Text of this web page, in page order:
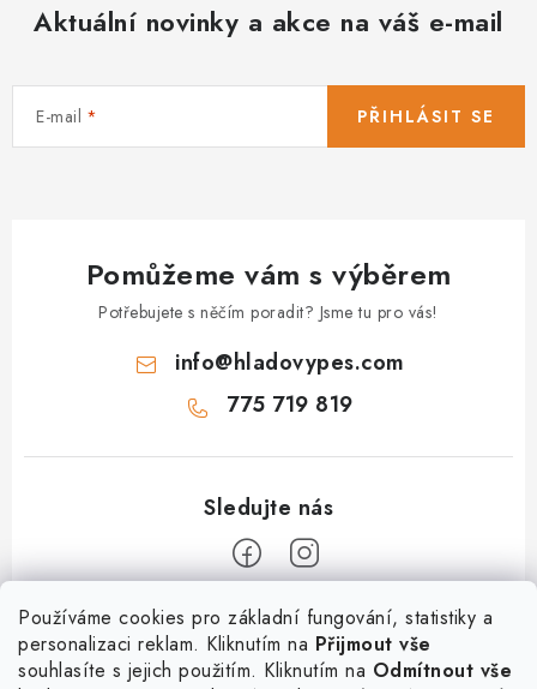
Používáme cookies pro základní fungování, statistiky a
personalizaci reklam. Kliknutím na Přijmout vše
souhlasíte s jejich použitím. Kliknutím na Odmítnout vše
Aktuální novinky a akce na váš e-mail
E-mail PŘIHLÁSIT SE
Pomůžeme vám s výběrem
Potřebujete s něčím poradit? Jsme tu pro vás!
info@hladovypes.com
775 719 819
Informace